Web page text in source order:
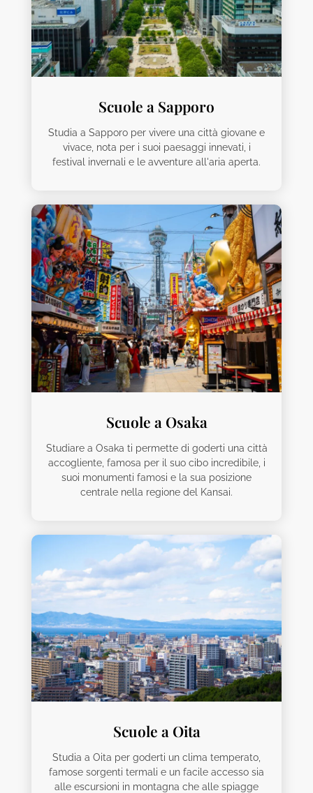
Scuole a Sapporo
Studia a Sapporo per vivere una città giovane e
vivace, nota per i suoi paesaggi innevati, i
festival invernali e le avventure all'aria aperta.
Scuole a Osaka
Studiare a Osaka ti permette di goderti una città
accogliente, famosa per il suo cibo incredibile, i
suoi monumenti famosi e la sua posizione
centrale nella regione del Kansai.
Scuole a Oita
Studia a Oita per goderti un clima temperato,
famose sorgenti termali e un facile accesso sia
alle escursioni in montagna che alle spiagge